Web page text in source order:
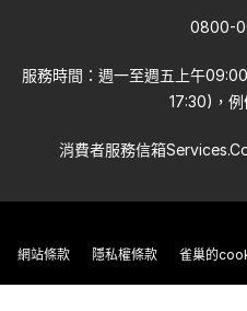
0800-
服務時間：週一至週五上午
17:30)，例
消費者服務信箱
網站條款 隱私權條款 雀巢的